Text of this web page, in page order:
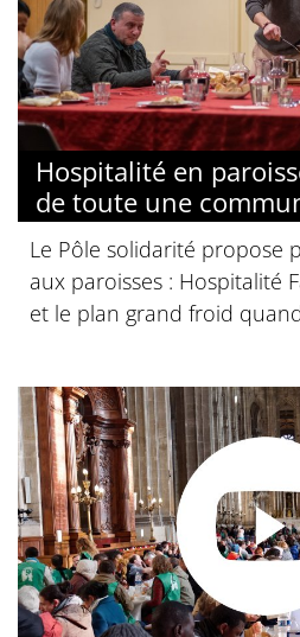
Hospitalité en
de toute une
Le Pôle solidarité propose
aux paroisses : Hospitalité
et le plan grand froid